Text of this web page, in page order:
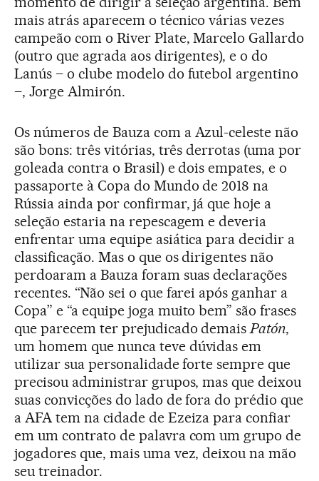
mais atrás aparecem o técnico várias vezes
campeão com o River Plate, Marcelo Gallardo
(outro que agrada aos dirigentes), e o do
Lanús – o clube modelo do futebol argentino
–, Jorge Almirón.
Os números de Bauza com a Azul-celeste não
são bons: três vitórias, três derrotas (uma por
goleada contra o Brasil) e dois empates, e o
passaporte à Copa do Mundo de 2018 na
Rússia ainda por confirmar, já que hoje a
seleção estaria na repescagem e deveria
enfrentar uma equipe asiática para decidir a
classificação. Mas o que os dirigentes não
perdoaram a Bauza foram suas declarações
recentes. “Não sei o que farei após ganhar a
Copa” e “a equipe joga muito bem” são frases
que parecem ter prejudicado demaisPatón,
um homem que nunca teve dúvidas em
utilizar sua personalidade forte sempre que
precisou administrar grupos, mas que deixou
suas convicções do lado de fora do prédio que
a AFA tem na cidade de Ezeiza para confiar
em um contrato de palavra com um grupo de
jogadores que, mais uma vez, deixou na mão
seu treinador.